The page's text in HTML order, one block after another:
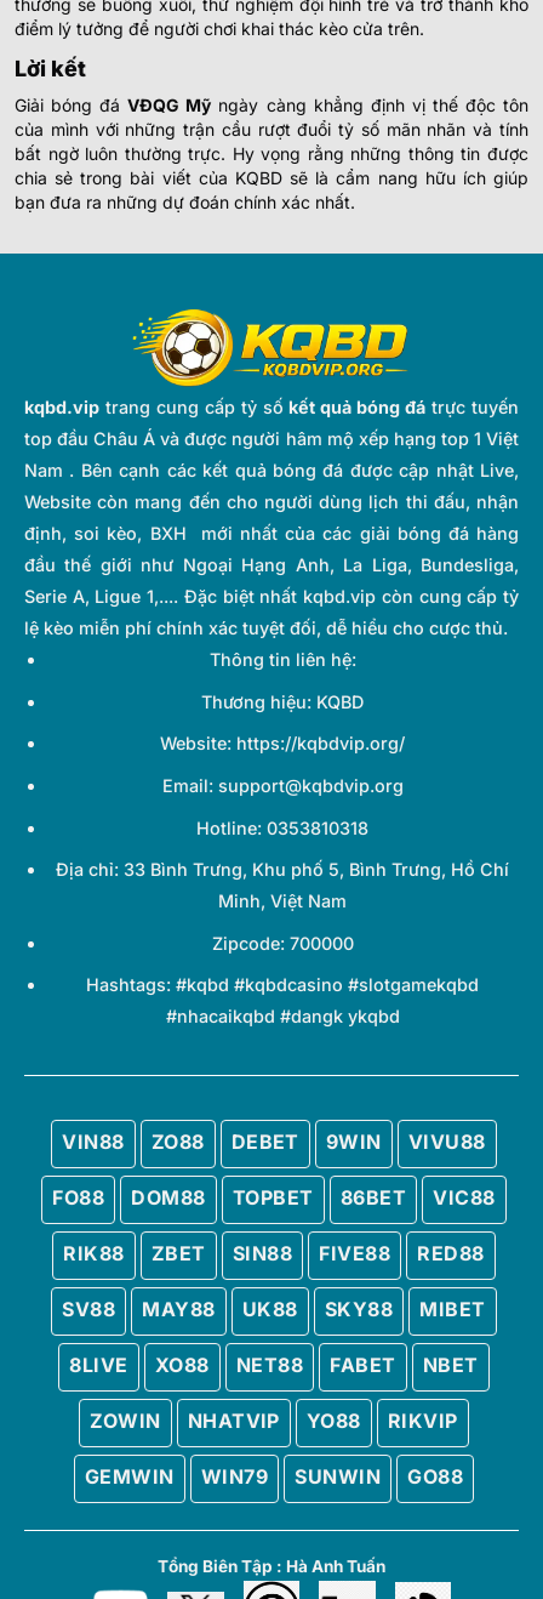
thường sẽ buông xuôi, thử nghiệm đội hình trẻ và trở thành kho
điểm lý tưởng để người chơi khai thác kèo cửa trên.
Lời kết
Giải bóng đáVĐQG Mỹ ngày càng khẳng định vị thế độc tôn
của mình với những trận cầu rượt đuổi tỷ số mãn nhãn và tính
bất ngờ luôn thường trực. Hy vọng rằng những thông tin được
chia sẻ trong bài viết của KQBD sẽ là cẩm nang hữu ích giúp
bạn đưa ra những dự đoán chính xác nhất.
kqbd.vip trang cung cấp tỷ sốkết quả bóng đá trực tuyến
top đầu Châu Á và được người hâm mộ xếp hạng top 1 Việt
Nam . Bên cạnh các kết quả bóng đá được cập nhật Live,
Website còn mang đến cho người dùng lịch thi đấu, nhận
định, soi kèo, BXH mới nhất của các giải bóng đá hàng
đầu thế giới như Ngoại Hạng Anh, La Liga, Bundesliga,
Serie A, Ligue 1,.... Đặc biệt nhất kqbd.vip còn cung cấp tỷ
lệ kèo miễn phí chính xác tuyệt đối, dễ hiểu cho cược thủ.
Thông tin liên hệ:
Thương hiệu: KQBD
Website: https://kqbdvip.org/
Email: support@kqbdvip.org
Hotline: 0353810318
Địa chỉ: 33 Bình Trưng, Khu phố 5, Bình Trưng, Hồ Chí
Minh, Việt Nam
Zipcode: 700000
Hashtags: #kqbd #kqbdcasino #slotgamekqbd
#nhacaikqbd #dangk ykqbd
VIN88 ZO88 DEBET 9WIN VIVU88
FO88 DOM88 TOPBET 86BET VIC88
RIK88 ZBET SIN88 FIVE88 RED88
SV88 MAY88 UK88 SKY88 MIBET
8LIVE XO88 NET88 FABET NBET
ZOWIN NHATVIP YO88 RIKVIP
GEMWIN WIN79 SUNWIN GO88
Tổng Biên Tập : Hà Anh Tuấn